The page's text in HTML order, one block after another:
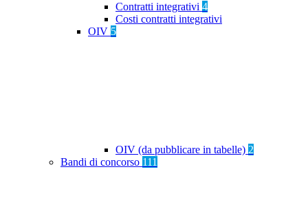
Contratti integrativi 4
Costi contratti integrativi
OIV 5
OIV (da pubblicare in tabelle) 2
Bandi di concorso 111